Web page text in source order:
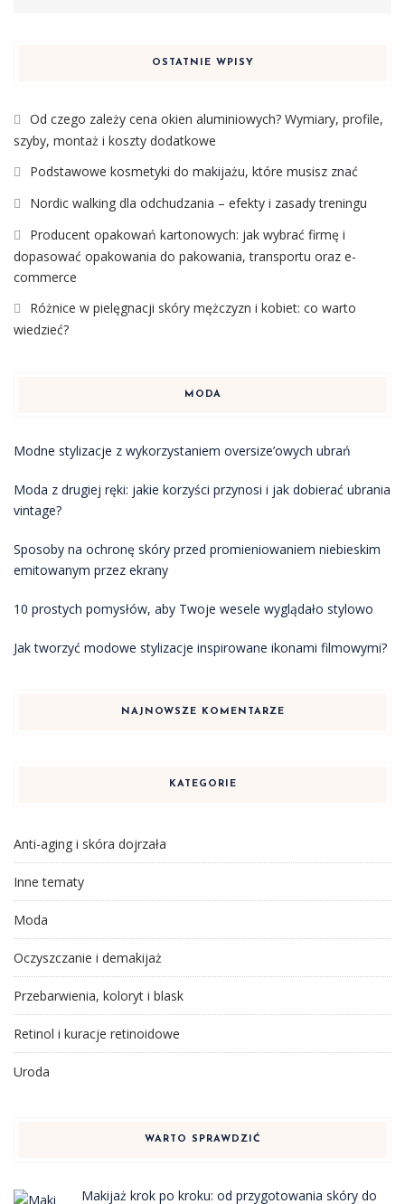
OSTATNIE WPISY
Od czego zależy cena okien aluminiowych? Wymiary, profile,
szyby, montaż i koszty dodatkowe
Podstawowe kosmetyki do makijażu, które musisz znać
Nordic walking dla odchudzania – efekty i zasady treningu
Producent opakowań kartonowych: jak wybrać firmę i
dopasować opakowania do pakowania, transportu oraz e-
commerce
Różnice w pielęgnacji skóry mężczyzn i kobiet: co warto
wiedzieć?
MODA
Modne stylizacje z wykorzystaniem oversize’owych ubrań
Moda z drugiej ręki: jakie korzyści przynosi i jak dobierać ubrania
vintage?
Sposoby na ochronę skóry przed promieniowaniem niebieskim
emitowanym przez ekrany
10 prostych pomysłów, aby Twoje wesele wyglądało stylowo
Jak tworzyć modowe stylizacje inspirowane ikonami filmowymi?
NAJNOWSZE KOMENTARZE
KATEGORIE
Anti-aging i skóra dojrzała
Inne tematy
Moda
Oczyszczanie i demakijaż
Przebarwienia, koloryt i blask
Retinol i kuracje retinoidowe
Uroda
WARTO SPRAWDZIĆ
Makijaż krok po kroku: od przygotowania skóry do